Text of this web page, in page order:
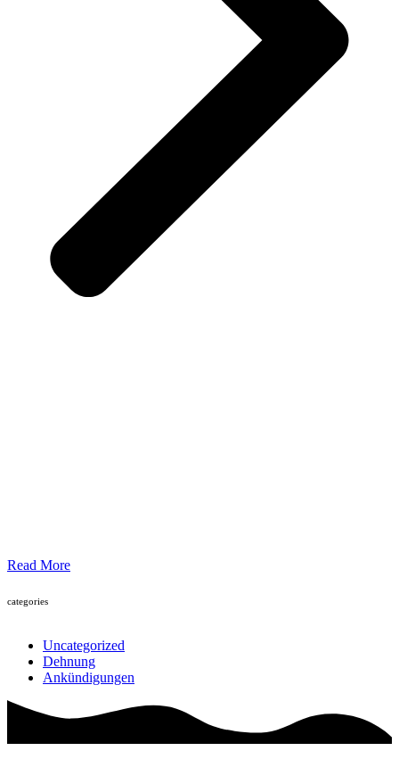
Read More
categories
Uncategorized
Dehnung
Ankündigungen